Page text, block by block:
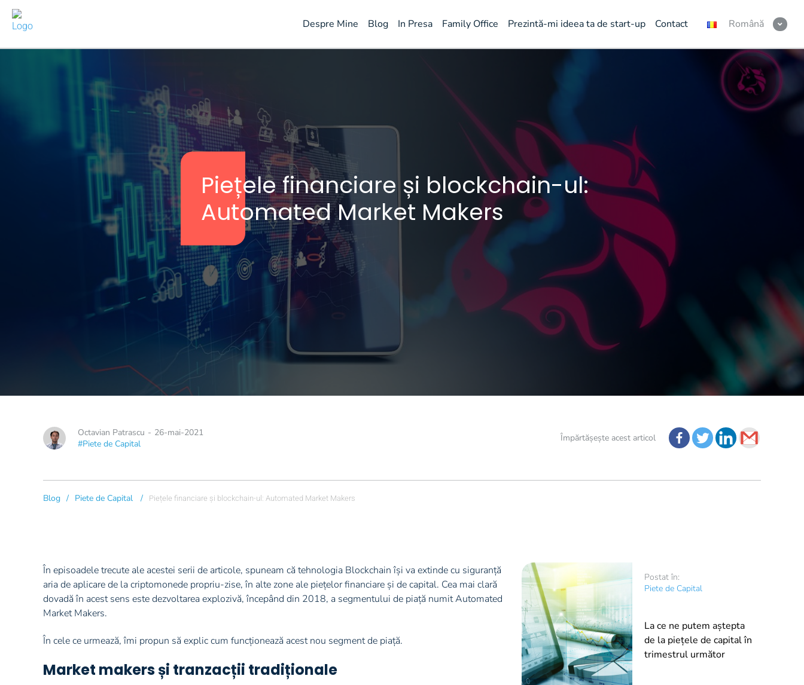
Despre Mine Blog In Presa Family Office Prezintă-mi ideea ta de start-up Contact Română
Piețele financiare și blockchain-ul:
Automated Market Makers
Octavian Patrascu - 26-mai-2021
#Piete de Capital
Împărtășește acest articol
Blog / Piete de Capital / Piețele financiare și blockchain-ul: Automated Market Makers
În episoadele trecute ale acestei serii de articole, spuneam că tehnologia Blockchain își va extinde cu siguranță
aria de aplicare de la criptomonede propriu-zise, în alte zone ale piețelor financiare și de capital. Cea mai clară
dovadă în acest sens este dezvoltarea explozivă, începând din 2018, a segmentului de piață numit Automated
Market Makers.
În cele ce urmează, îmi propun să explic cum funcționează acest nou segment de piață.
Market makers și tranzacții tradiționale
Postat în:
Piete de Capital
La ce ne putem aștepta
de la piețele de capital în
trimestrul următor